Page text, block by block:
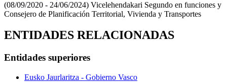
(08/09/2020 - 24/06/2024) Vicelehendakari Segundo en funciones y
Consejero de Planificación Territorial, Vivienda y Transportes
ENTIDADES RELACIONADAS
Entidades superiores
Eusko Jaurlaritza - Gobierno Vasco